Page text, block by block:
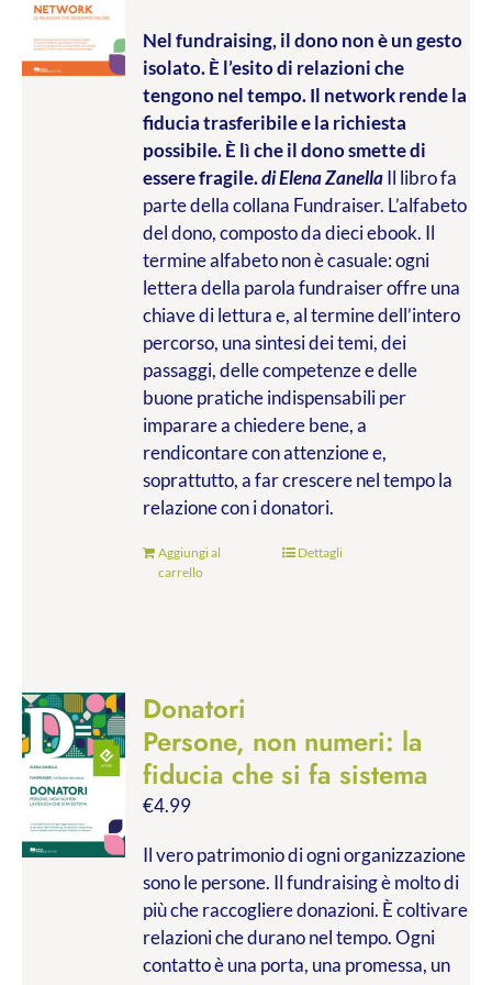
Nel fundraising, il dono non è un gesto
isolato. È l’esito di relazioni che
tengono nel tempo. Il network rende la
fiducia trasferibile e la richiesta
possibile. È lì che il dono smette di
essere fragile.di Elena ZanellaIl libro fa
parte della collana Fundraiser. L’alfabeto
del dono, composto da dieci ebook. Il
termine alfabeto non è casuale: ogni
lettera della parola fundraiser offre una
chiave di lettura e, al termine dell’intero
percorso, una sintesi dei temi, dei
passaggi, delle competenze e delle
buone pratiche indispensabili per
imparare a chiedere bene, a
rendicontare con attenzione e,
soprattutto, a far crescere nel tempo la
relazione con i donatori.
Aggiungi al
carrello
Dettagli
Donatori
Persone, non numeri: la
fiducia che si fa sistema
€4.99
Il vero patrimonio di ogni organizzazione
sono le persone. Il fundraising è molto di
più che raccogliere donazioni. È coltivare
relazioni che durano nel tempo. Ogni
contatto è una porta, una promessa, un